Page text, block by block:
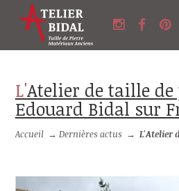
L'Atelier de taille de pierre Alain
Edouard Bidal sur
Accueil → Dernières actus → L'Atelier de